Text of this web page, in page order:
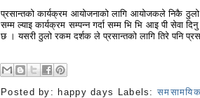
प्रसान्तको कार्यक्रम आयोजनाको लागि आयोजकले निकै
सम्म ल्याइ कार्यक्रम सम्पन्न गर्दा सम्म भि भि आइ पी सेवा
छ । यसरी ठुलो रकम दर्शक ले प्रसान्तको लागि तिरे पनि
Posted by: happy days Labels:समसामयिक